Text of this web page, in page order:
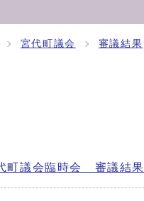
宮代町議会 審議結果
町議会臨時会 審議結果